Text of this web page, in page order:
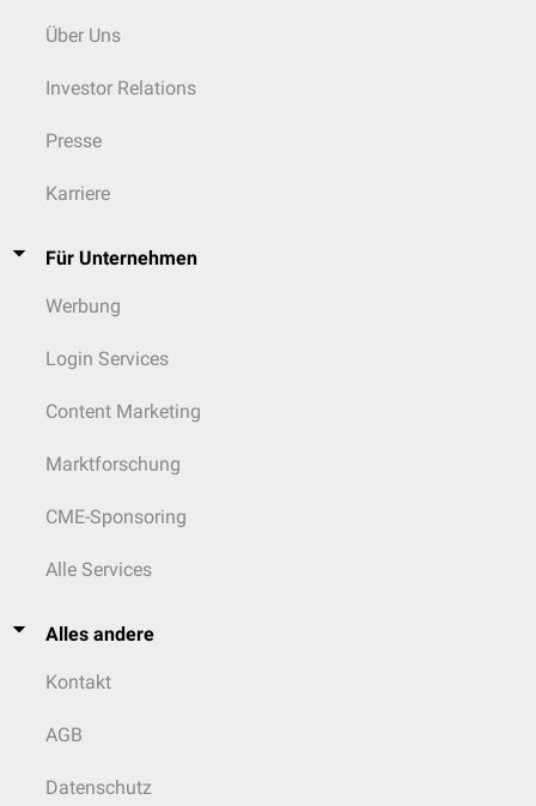
Über Uns
Investor Relations
Presse
Karriere
Für Unternehmen
Werbung
Login Services
Content Marketing
Marktforschung
CME-Sponsoring
Alle Services
Alles andere
Kontakt
AGB
Datenschutz